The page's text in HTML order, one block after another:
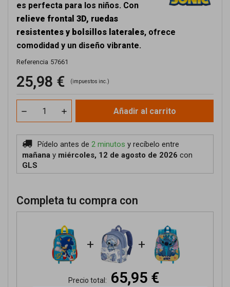
es perfecta para los niños. Con
relieve frontal 3D, ruedas
resistentes y bolsillos laterales, ofrece
comodidad y un diseño vibrante.
Referencia 57661
25,98 € (impuestos inc.)
Añadir al carrito
Pídelo antes de 2 minutos y recíbelo entre
mañana y miércoles, 12 de agosto de 2026 con
GLS
Completa tu compra con
+ +
Precio total: 65,95 €